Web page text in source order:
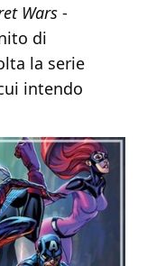
Wars -
di
la serie
intendo